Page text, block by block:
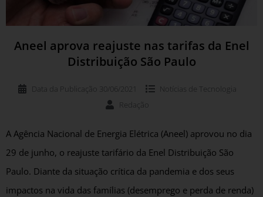
Aneel aprova reajuste nas tarifas da Enel
Distribuição São Paulo
Data da Publicação 30/06/2021 Notícias de
Tecnologia
Redação
A Agência Nacional de Energia Elétrica (Aneel) aprovou no dia
29 de junho, o reajuste tarifário da Enel Distribuição São
Paulo. Diante da situação crítica da pandemia e dos seus
impactos na vida das famílias (desemprego e perda de renda)